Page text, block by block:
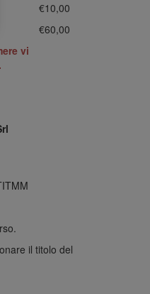
€10,00
€60,00
vi
il titolo del